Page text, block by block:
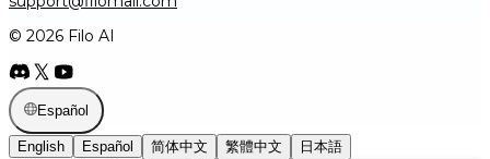
© 2026 Filo AI
Español
English Español 简体中文 繁體中文 日本語